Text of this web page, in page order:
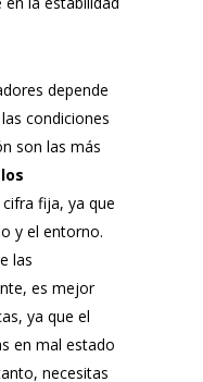
depende
condiciones
son las más
fija, ya que
y el entorno.
las
es mejor
ya que el
en mal estado
necesitas